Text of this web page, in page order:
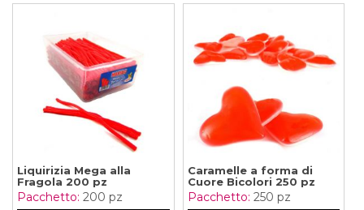
Liquirizia Mega alla
Fragola 200 pz
Pacchetto: 200 pz
Caramelle a forma di
Cuore Bicolori 250 pz
Pacchetto: 250 pz